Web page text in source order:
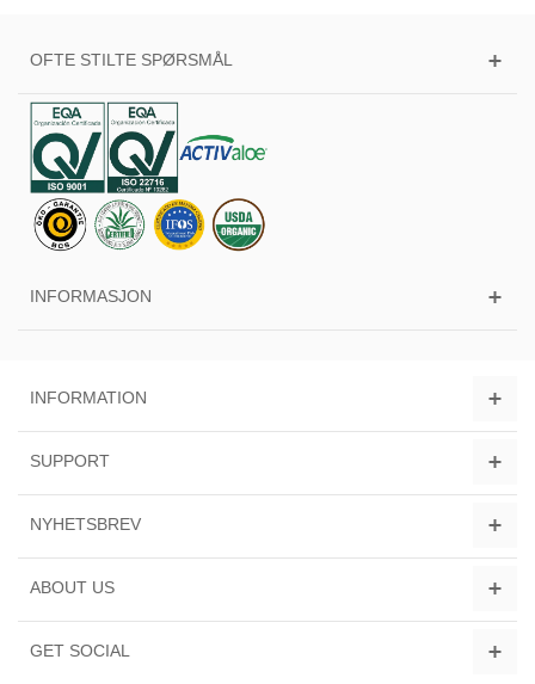
OFTE STILTE SPØRSMÅL
INFORMASJON
INFORMATION
SUPPORT
NYHETSBREV
ABOUT US
GET SOCIAL